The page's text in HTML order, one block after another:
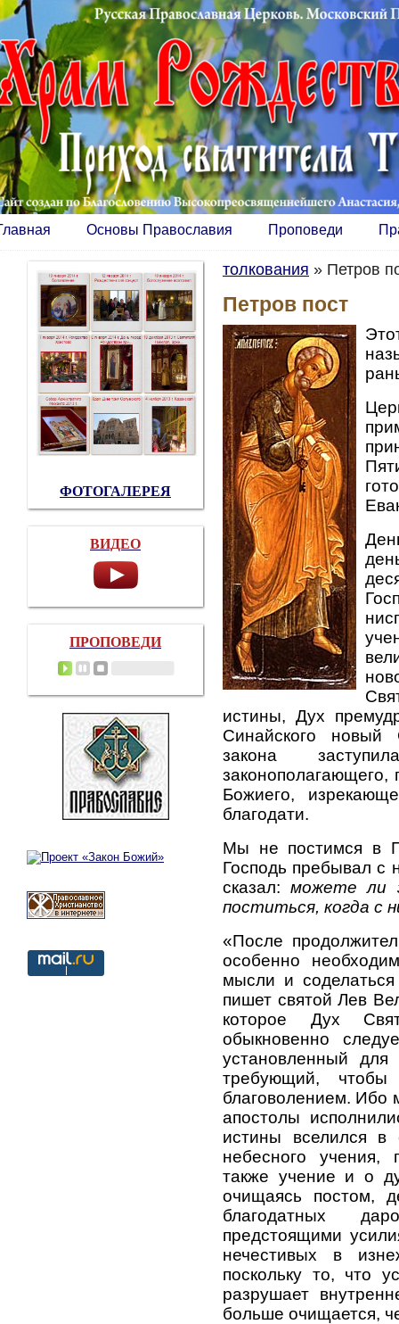
Основы Православия Проповеди
толкования » Петров
Петров пост
истины, Дух
Синайского новый
закона
Божиего,
благодати.
Мы не постимся в
Господь пребывал с
сказал:можете ли
поститься, когда с
«После
особенно
мысли и
пишет святой Лев
которое Дух
обыкновенно
установленный
требующий,
благоволением. Ибо
апостолы
истины вселился
небесного учения,
также учение и о
очищаясь постом,
благодатных
предстоящими
нечестивых в
поскольку то, что
разрушает
больше очищается,
ФОТОГАЛЕРЕЯ
ВИДЕО
ПРОПОВЕДИ